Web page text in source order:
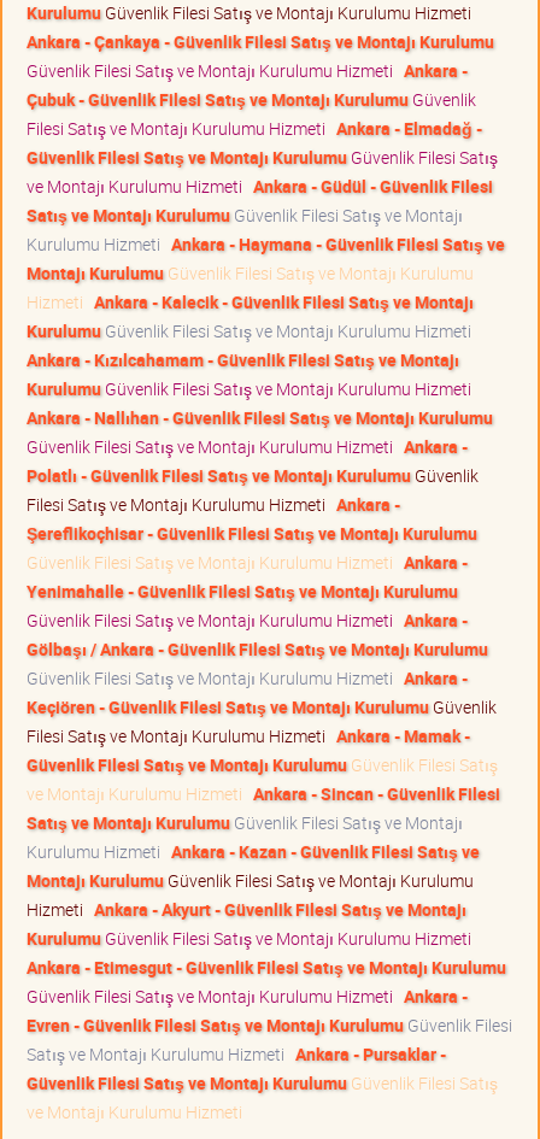
KurulumuGüvenlik Filesi Satış ve Montajı Kurulumu Hizmeti
Ankara - Çankaya - Güvenlik Filesi Satış ve Montajı Kurulumu
Güvenlik Filesi Satış ve Montajı Kurulumu Hizmeti Ankara -
Çubuk - Güvenlik Filesi Satış ve Montajı KurulumuGüvenlik
Filesi Satış ve Montajı Kurulumu Hizmeti Ankara - Elmadağ -
Güvenlik Filesi Satış ve Montajı KurulumuGüvenlik Filesi Satış
ve Montajı Kurulumu Hizmeti Ankara - Güdül - Güvenlik Filesi
Satış ve Montajı KurulumuGüvenlik Filesi Satış ve Montajı
Kurulumu Hizmeti Ankara - Haymana - Güvenlik Filesi Satış ve
Montajı KurulumuGüvenlik Filesi Satış ve Montajı Kurulumu
Hizmeti Ankara - Kalecik - Güvenlik Filesi Satış ve Montajı
KurulumuGüvenlik Filesi Satış ve Montajı Kurulumu Hizmeti
Ankara - Kızılcahamam - Güvenlik Filesi Satış ve Montajı
KurulumuGüvenlik Filesi Satış ve Montajı Kurulumu Hizmeti
Ankara - Nallıhan - Güvenlik Filesi Satış ve Montajı Kurulumu
Güvenlik Filesi Satış ve Montajı Kurulumu Hizmeti Ankara -
Polatlı - Güvenlik Filesi Satış ve Montajı KurulumuGüvenlik
Filesi Satış ve Montajı Kurulumu Hizmeti Ankara -
Şereflikoçhisar - Güvenlik Filesi Satış ve Montajı Kurulumu
Güvenlik Filesi Satış ve Montajı Kurulumu Hizmeti Ankara -
Yenimahalle - Güvenlik Filesi Satış ve Montajı Kurulumu
Güvenlik Filesi Satış ve Montajı Kurulumu Hizmeti Ankara -
Gölbaşı / Ankara - Güvenlik Filesi Satış ve Montajı Kurulumu
Güvenlik Filesi Satış ve Montajı Kurulumu Hizmeti Ankara -
Keçiören - Güvenlik Filesi Satış ve Montajı KurulumuGüvenlik
Filesi Satış ve Montajı Kurulumu Hizmeti Ankara - Mamak -
Güvenlik Filesi Satış ve Montajı KurulumuGüvenlik Filesi Satış
ve Montajı Kurulumu Hizmeti Ankara - Sincan - Güvenlik Filesi
Satış ve Montajı KurulumuGüvenlik Filesi Satış ve Montajı
Kurulumu Hizmeti Ankara - Kazan - Güvenlik Filesi Satış ve
Montajı KurulumuGüvenlik Filesi Satış ve Montajı Kurulumu
Hizmeti Ankara - Akyurt - Güvenlik Filesi Satış ve Montajı
KurulumuGüvenlik Filesi Satış ve Montajı Kurulumu Hizmeti
Ankara - Etimesgut - Güvenlik Filesi Satış ve Montajı Kurulumu
Güvenlik Filesi Satış ve Montajı Kurulumu Hizmeti Ankara -
Evren - Güvenlik Filesi Satış ve Montajı KurulumuGüvenlik Filesi
Satış ve Montajı Kurulumu Hizmeti Ankara - Pursaklar -
Güvenlik Filesi Satış ve Montajı KurulumuGüvenlik Filesi Satış
ve Montajı Kurulumu Hizmeti